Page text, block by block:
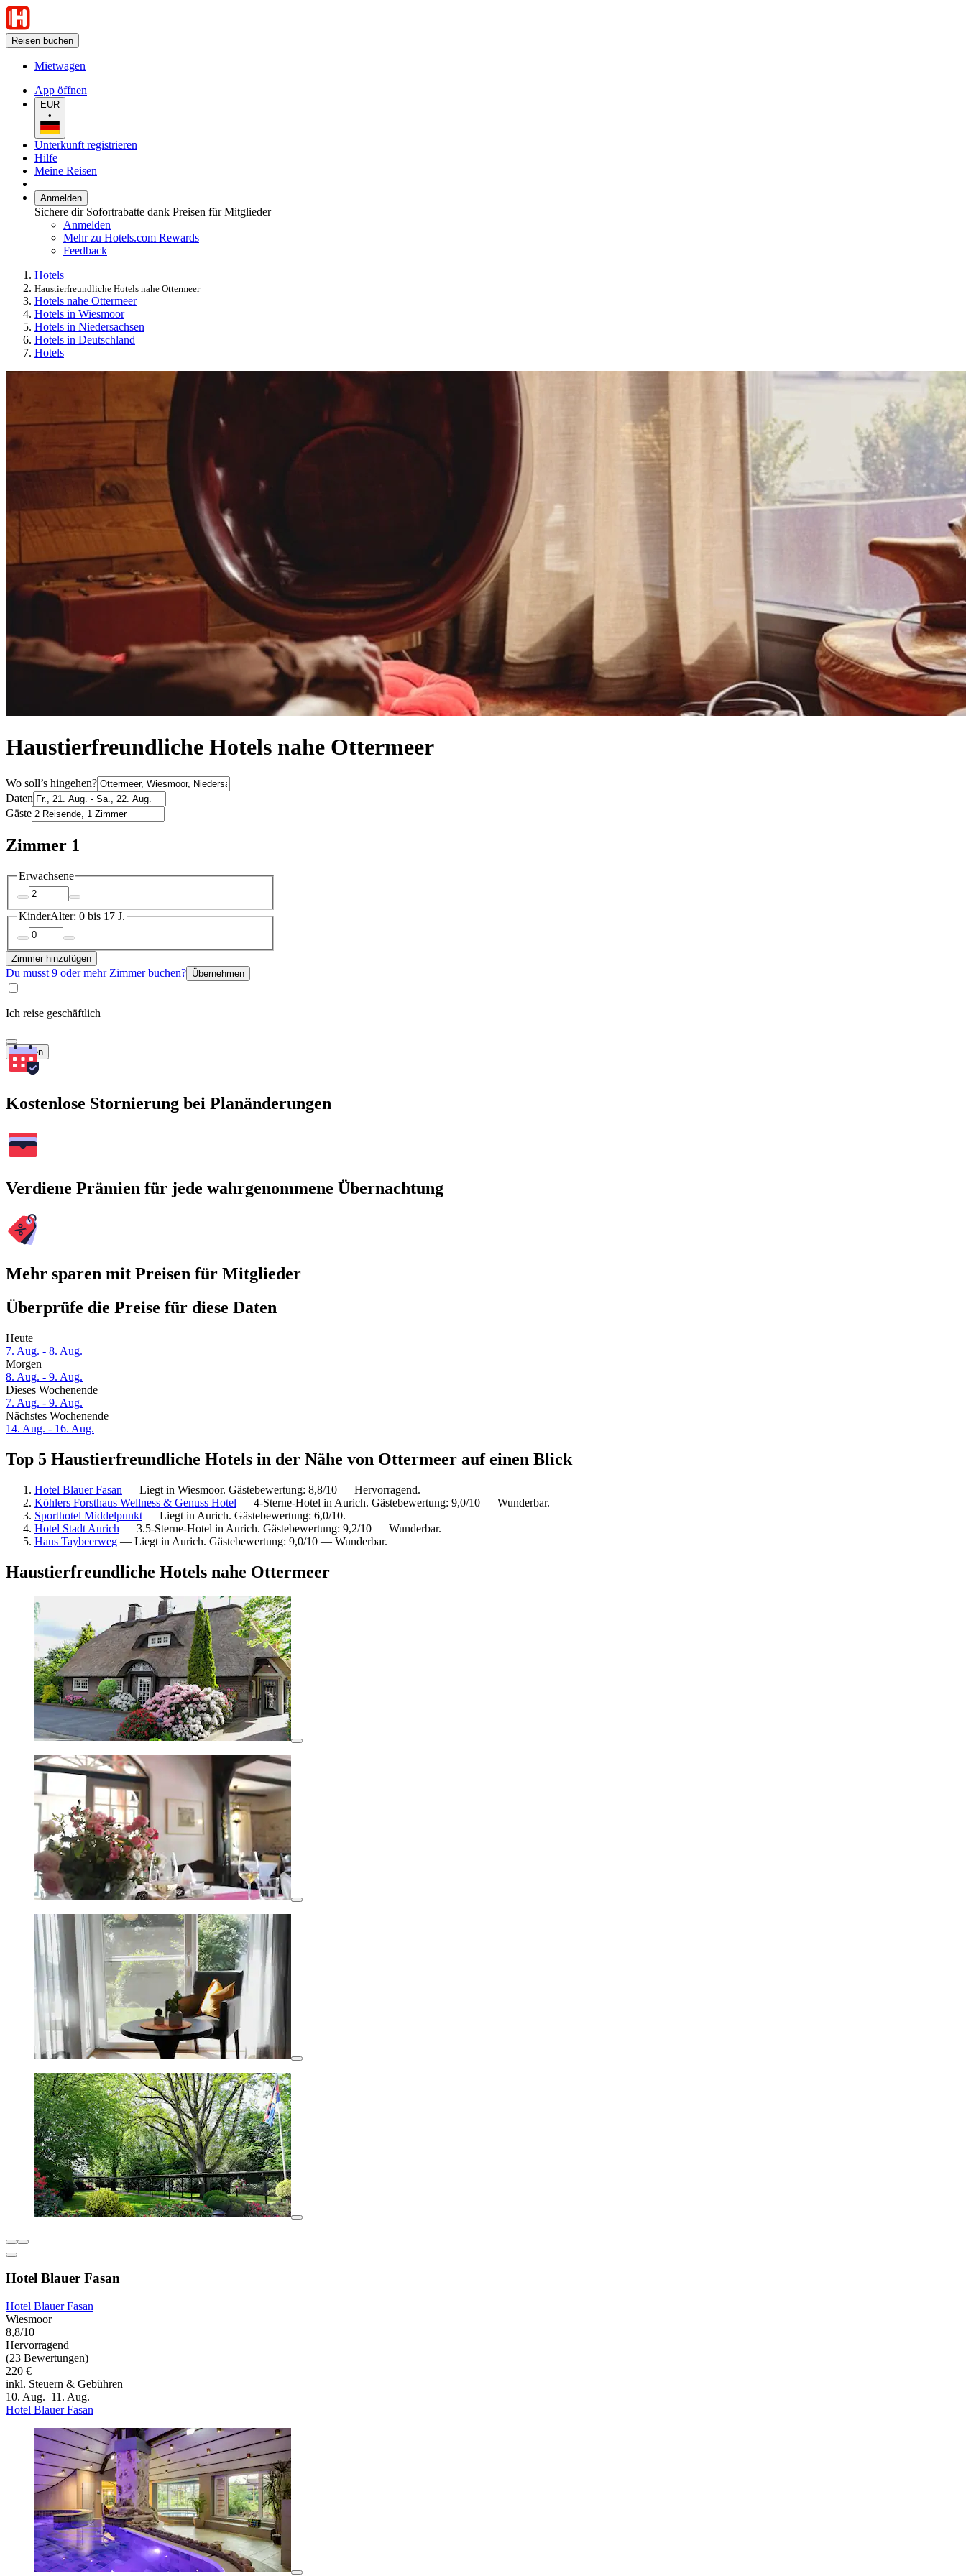
Reisen buchen
Mietwagen
App öffnen
EUR
•
Unterkunft registrieren
Hilfe
Meine Reisen
Anmelden
Sichere dir Sofortrabatte dank Preisen für Mitglieder
Anmelden
Mehr zu Hotels.com Rewards
Feedback
Hotels
Haustierfreundliche Hotels nahe Ottermeer
Hotels nahe Ottermeer
Hotels in Wiesmoor
Hotels in Niedersachsen
Hotels in Deutschland
Hotels
Haustierfreundliche Hotels nahe Ottermeer
Wo soll’s hingehen?
Daten
Gäste
Zimmer 1
Erwachsene
KinderAlter: 0 bis 17 J.
Zimmer hinzufügen
Du musst 9 oder mehr Zimmer buchen? Übernehmen
Ich reise geschäftlich
Suchen
Kostenlose Stornierung bei Planänderungen
Verdiene Prämien für jede wahrgenommene Übernachtung
Mehr sparen mit Preisen für Mitglieder
Überprüfe die Preise für diese Daten
Heute
7. Aug. - 8. Aug.
Morgen
8. Aug. - 9. Aug.
Dieses Wochenende
7. Aug. - 9. Aug.
Nächstes Wochenende
14. Aug. - 16. Aug.
Top 5 Haustierfreundliche Hotels in der Nähe von Ottermeer auf einen Blick
Hotel Blauer Fasan — Liegt in Wiesmoor. Gästebewertung: 8,8/10 — Hervorragend.
Köhlers Forsthaus Wellness & Genuss Hotel — 4-Sterne-Hotel in Aurich. Gästebewertung: 9,0/10 — Wunderbar.
Sporthotel Middelpunkt — Liegt in Aurich. Gästebewertung: 6,0/10.
Hotel Stadt Aurich — 3.5-Sterne-Hotel in Aurich. Gästebewertung: 9,2/10 — Wunderbar.
Haus Taybeerweg — Liegt in Aurich. Gästebewertung: 9,0/10 — Wunderbar.
Haustierfreundliche Hotels nahe Ottermeer
Hotel Blauer Fasan
Hotel Blauer Fasan
Wiesmoor
8,8/10
Hervorragend
(23 Bewertungen)
220 €
inkl. Steuern & Gebühren
10. Aug.–11. Aug.
Hotel Blauer Fasan